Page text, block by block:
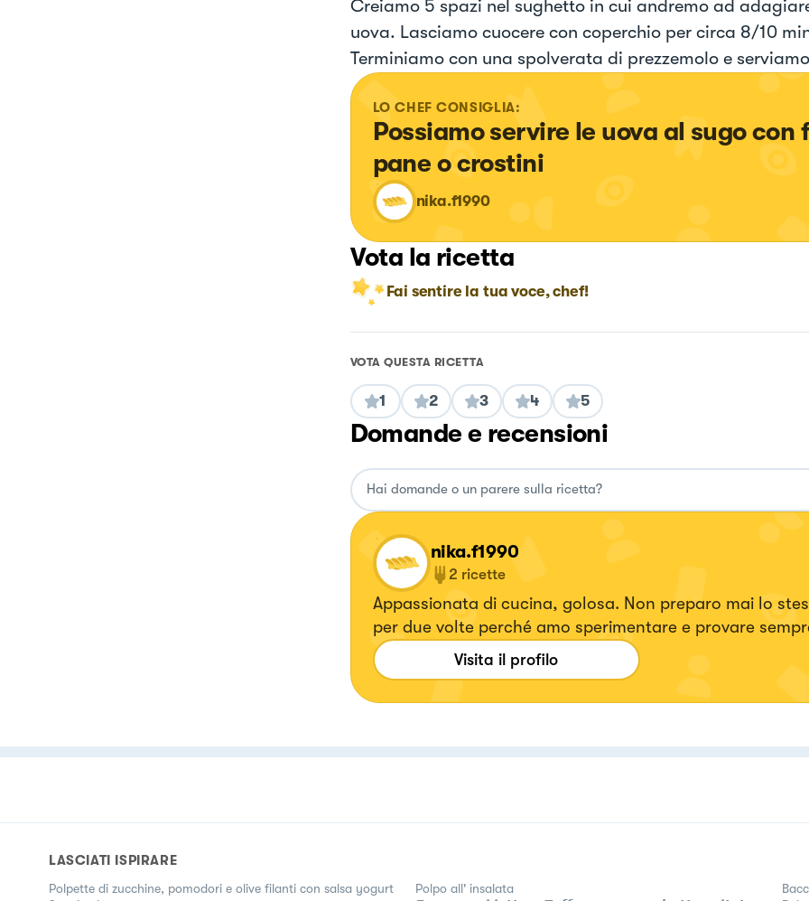
Creiamo 5 spazi nel sughetto in cui andremo ad
uova. Lasciamo cuocere con coperchio per circa 8/10
Terminiamo con una spolverata di prezzemolo e serviamo
LO CHEF CONSIGLIA:
Possiamo servire le uova al sugo
pane o crostini
nika.f1990
Vota la ricetta
Fai sentire la tua voce, chef!
VOTA QUESTA RICETTA
1 2 3 4 5
Domande e recensioni
nika.f1990
2 ricette
Appassionata di cucina, golosa. Non preparo mai lo
per due volte perché amo sperimentare e provare
ricette
Visita il profilo
LASCIATI ISPIRARE
Polpette di zucchine, pomodori e olive filanti con salsa yogurt
Polpo all' insalata